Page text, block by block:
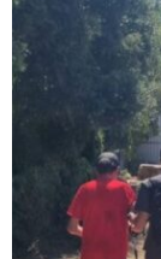
ולא להסתפק